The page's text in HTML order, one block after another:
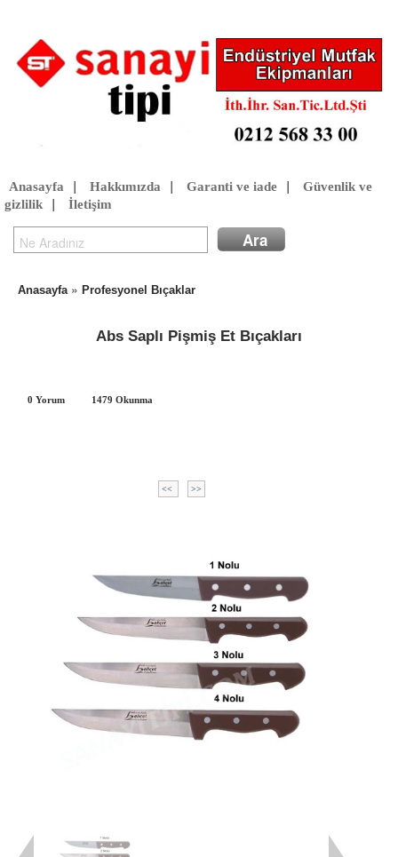
Anasayfa Hakkımızda Garanti ve iade
Güvenlik ve
gizlilik
İletişim
Anasayfa» Profesyonel Bıçaklar
Abs Saplı Pişmiş Et Bıçakları
0 Yorum 1479 Okunma
<< >>